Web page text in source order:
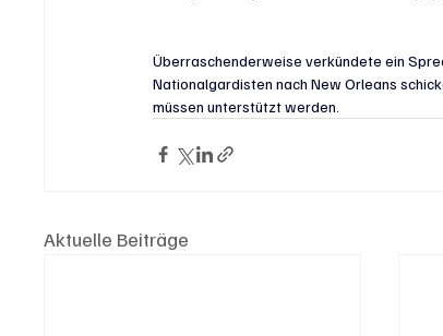
Überraschenderweise verkündete ein
Nationalgardisten nach New Orleans
müssen unterstützt werden.
Aktuelle Beiträge